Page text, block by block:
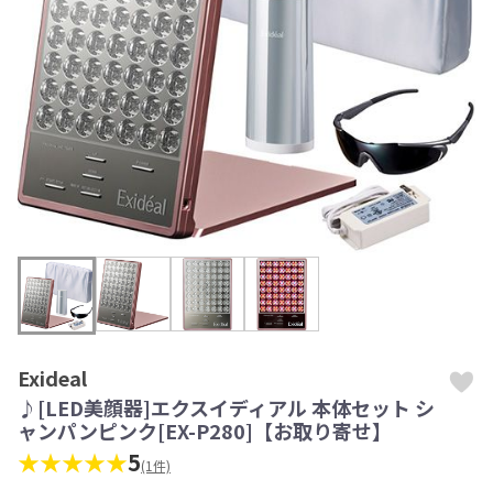
Exideal
♪[LED美顔器]エクスイディアル 本体セット シ
ャンパンピンク[EX-P280]【お取り寄せ】
★★★★★5(1件)